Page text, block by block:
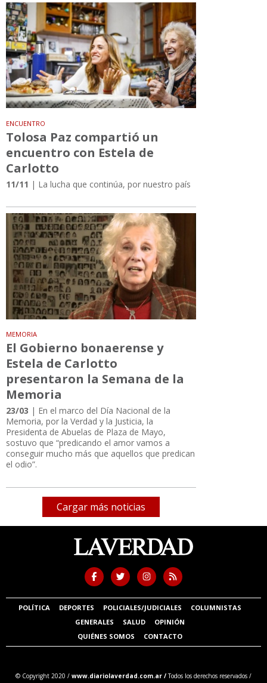
ENCUENTRO
Tolosa Paz compartió un
encuentro con Estela de
Carlotto
11/11 | La lucha que continúa, por nuestro país
MEMORIA
El Gobierno bonaerense y
Estela de Carlotto
presentaron la Semana de la
Memoria
23/03 | En el marco del Día Nacional de la
Memoria, por la Verdad y la Justicia, la
Presidenta de Abuelas de Plaza de Mayo,
sostuvo que “predicando el amor vamos a
conseguir mucho más que aquellos que predican
el odio”.
Cargar más noticias
POLÍTICA DEPORTES POLICIALES/JUDICIALES
COLUMNISTAS
GENERALES
SALUD
OPINIÓN
QUIÉNES SOMOS
CONTACTO
© Copyright 2020 / www.diariolaverdad.com.ar /Todos los derechos reservados /